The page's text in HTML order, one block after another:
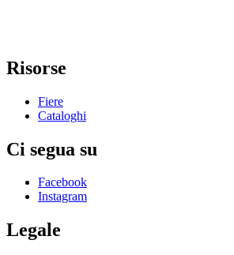
Risorse
Fiere
Cataloghi
Ci segua su
Facebook
Instagram
Legale